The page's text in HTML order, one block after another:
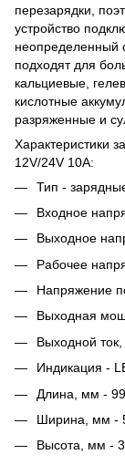
перезарядки,
устройство
неопределенный
подходят для
кальциевые,
кислотные
разряженные и
Характеристики
12V/24V 10A:
Тип -
Входное
Выходное
Рабочее
Напряжение
Выходная
Выходной
Индикация -
Длина, мм - 99
Ширина, мм -
Высота, мм -